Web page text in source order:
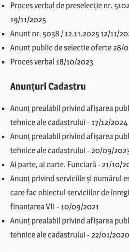
Proces verbal de preselecție nr.
19/11/2025
Anunt nr. 5038 / 12.11.2025 12/11/
Anunt public de selectie oferte28/
Proces verbal 18/10/2023
Anunțuri Cadastru
Anunț prealabil privind afișarea
tehnice ale cadastrului- 17/12/2024
Anunț prealabil privind afișarea
tehnice ale cadastrului-20/09/
Ai parte, ai carte. Funciară -21/10/
Anunț privind serviciile și numărul
care fac obiectul serviciilor de
finanțarea VII - 10/09/2021
Anunț prealabil privind afișarea
tehnice ale cadastrului-22/01/2020